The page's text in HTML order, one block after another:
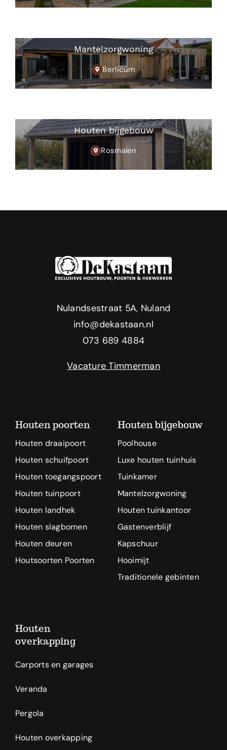
Mantelzorgwoning
Berlicum
Houten bijgebouw
Rosmalen
Nulandsestraat 5A, Nuland
info@dekastaan.nl
073 689 4884
Vacature Timmerman
Houten poorten
Houten draaipoort
Houten schuifpoort
Houten toegangspoort
Houten tuinpoort
Houten landhek
Houten slagbomen
Houten deuren
Houtsoorten Poorten
Houten bijgebouw
Poolhouse
Luxe houten tuinhuis
Tuinkamer
Mantelzorgwoning
Houten tuinkantoor
Gastenverblijf
Kapschuur
Hooimijt
Traditionele gebinten
Houten
overkapping
Carports en garages
Veranda
Pergola
Houten overkapping